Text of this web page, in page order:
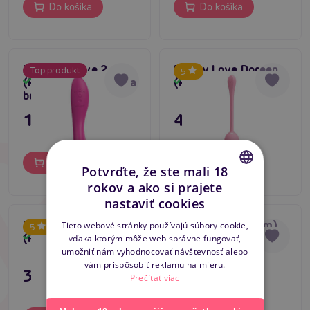
Do košíka Do košíka
Top produkt
We-Vibe Rave 2
(Fuchsia), vibrátor na
bod G
Skladom
139,80 €
5
Pretty Love Doreen
(Pink)
Skladom
47,80 €
Do košíka
5
Pretty Love Hector
(Pink)
Skladom
39,80 €
Darček
Top produkt
LELO Elise 2 (Plum)
Skladom
179,80 €
CZECH
ENGLISH
Potvrďte, že ste mali 18
rokov a ako si prajete
nastaviť cookies
Tieto webové stránky používajú súbory cookie,
vďaka ktorým môže web správne fungovať,
umožniť nám vyhodnocovať návštevnosť alebo
vám prispôsobiť reklamu na mieru.
Prečítať viac